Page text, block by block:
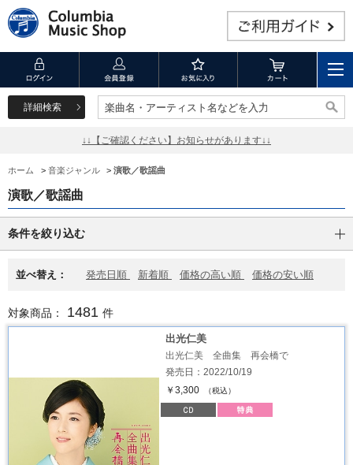
詳細検索 楽曲名・アーティスト名などを入力
楽曲名・アーティスト名などを入力
↓↓【ご確認ください】お知らせがあります↓↓
ホーム > 音楽ジャンル > 演歌／歌謡曲
演歌／歌謡曲
条件を絞り込む
並べ替え： 発売日順 新着順 価格の高い順 価格の安い順
対象商品： 1481 件
出光仁美
出光仁美 全曲集 再会橋で
発売日：2022/10/19
￥3,300
（税込）